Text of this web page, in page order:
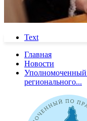
Text
Главная
Новости
Уполномоченный
регионального...